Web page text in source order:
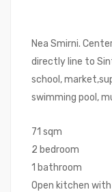
Nea Smirni.
directly line to
school,
swimming pool,
71 sqm
2 bedroom
1 bathroom
Open kitchen with